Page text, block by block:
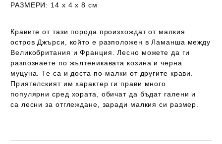
РАЗМЕРИ: 14 х 4 х 8 см
Кравите от тази порода произхождат от малкия
остров Джърси, който е разположен в Ламанша между
Великобритания и Франция. Лесно можете да ги
разпознаете по жълтеникавата козина и черна
муцуна. Те са и доста по-малки от другите крави.
Приятелският им характер ги прави много
популярни сред хората, обичат да бъдат галени и
са лесни за отглеждане, заради малкия си размер.